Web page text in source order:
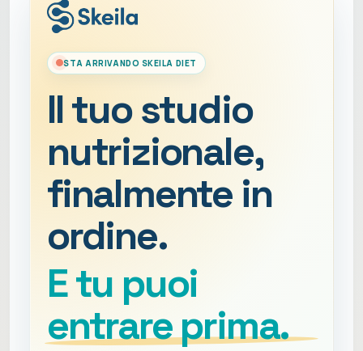
STA ARRIVANDO SKEILA DIET
Il tuo studio
nutrizionale,
finalmente in
ordine.
E tu puoi
entrare prima.